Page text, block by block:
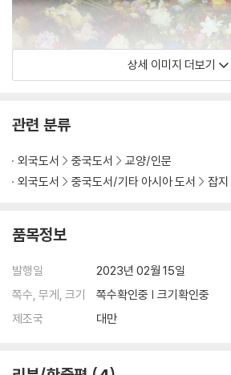
상세 이미지 더보기
관련 분류
외국도서 중국도서
교양/인문
외국도서
중국도서/기타 아시아 도서 잡지
품목정보
발행일
2023년 02월 15일
쪽수, 무게, 크기
쪽수확인중 | 크기확인중
제조국
대만